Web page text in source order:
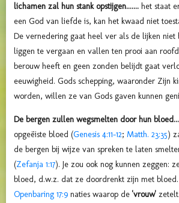
lichamen zal hun stank opstijgen....... het staat
een God van liefde is, kan het kwaad niet
De vernedering gaat heel ver als de lijken niet
liggen te vergaan en vallen ten prooi aan
berouw heeft en geen zonden belijdt gaat
eeuwigheid. Gods schepping, waaronder Zijn
worden, willen ze van Gods gaven kunnen
De bergen zullen wegsmelten door hun
opgeëiste bloed (Genesis 4:11-12; Matth. 23:35)
de bergen bij wijze van spreken te laten
(Zefanja 1:17). Je zou ook nog kunnen zeggen:
bloed, d.w.z. dat ze doordrenkt zijn met
Openbaring 17:9 naties waarop de 'vrouw'